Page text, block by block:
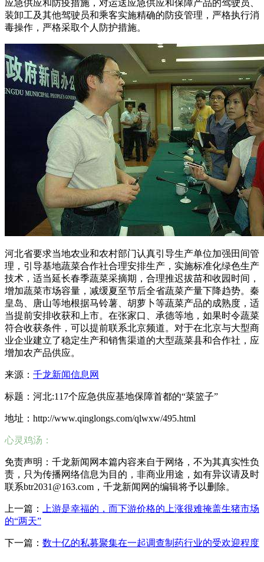
应急供应和防疫措施，对运送应急供应和保障产品的驾驶员、
装卸工及其他驾驶员和乘客实施精确的防疫管理，严格执行消
毒操作，严格采取个人防护措施。
河北省要求当地农业和农村部门认真引导生产单位加强田间管
理，引导基地蔬菜合作社合理安排生产，实施标准化绿色生产
技术，适当延长春季蔬菜采摘期，合理推迟拔苗和收园时间，
增加蔬菜市场容量，减缓夏至节后全省蔬菜产量下降趋势。秦
皇岛、唐山等地根据马铃薯、胡萝卜等蔬菜产品的成熟度，适
当提前安排收获和上市。在张家口、承德等地，如果时令蔬菜
符合收获条件，可以提前联系北京频道。对于在北京与大型商
业企业建立了稳定生产和销售渠道的大型蔬菜县和合作社，应
增加农产品供应。
来源： 千龙新闻信息网
标题：河北:117个应急供应基地保障首都的“菜篮子”
地址：http://www.qinglongs.com/qlwxw/495.html
心灵鸡汤：
免责声明：千龙新闻网本篇内容来自于网络，不为其真实性负
责，只为传播网络信息为目的，非商业用途，如有异议请及时
联系btr2031@163.com，千龙新闻网的编辑将予以删除。
上一篇：
上游是幸福的，而下游价格的上涨很难掩盖生猪市场
的“两天”
下一篇： 数十亿的私募聚集在一起调查制药行业的受欢迎程度